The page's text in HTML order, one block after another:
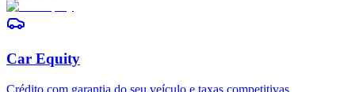
Car Equity
Crédito com garantia do seu veículo e taxas competitivas